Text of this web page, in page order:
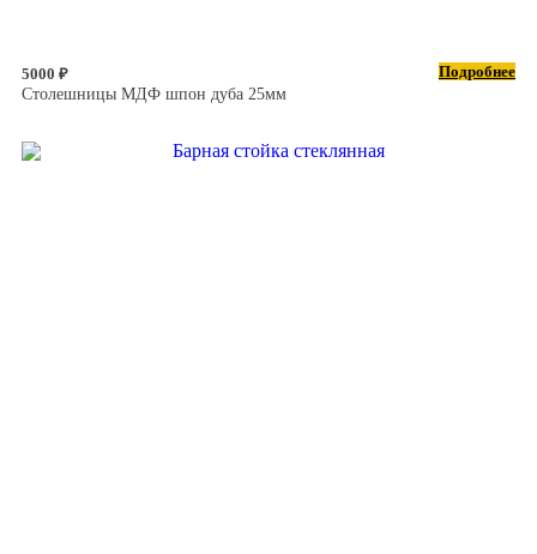
5000 ₽
Подробнее
Столешницы МДФ шпон дуба 25мм